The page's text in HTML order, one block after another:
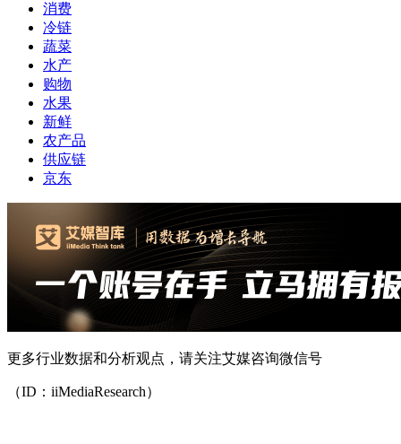
消费
冷链
蔬菜
水产
购物
水果
新鲜
农产品
供应链
京东
更多行业数据和分析观点，请关注艾媒咨询微信号
（ID：iiMediaResearch）